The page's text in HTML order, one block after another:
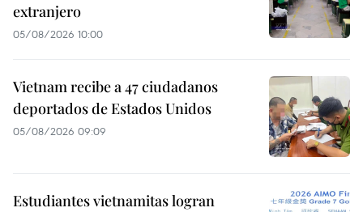
extranjero
05/08/2026 10:00
Vietnam recibe a 47 ciudadanos
deportados de Estados Unidos
05/08/2026 09:09
Estudiantes vietnamitas logran